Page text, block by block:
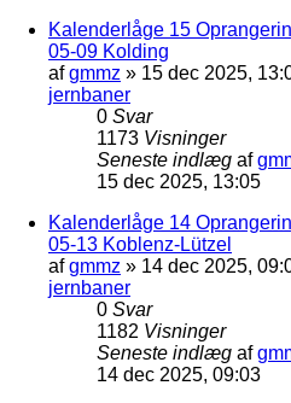
Kalenderlåge 15
05-09 Kolding
afgmmz » 15 dec 2025,
jernbaner
0 Svar
1173 Visninger
Seneste indlæg af
15 dec 2025, 13:05
Kalenderlåge 14
05-13 Koblenz-Lützel
afgmmz » 14 dec 2025,
jernbaner
0 Svar
1182 Visninger
Seneste indlæg af
14 dec 2025, 09:03